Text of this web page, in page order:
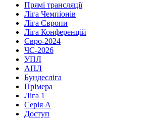
Прямі трансляції
Ліга Чемпіонів
Ліга Європи
Ліга Конференцій
Євро-2024
ЧС-2026
УПЛ
АПЛ
Бундесліга
Прімера
Ліга 1
Серія А
Доступ